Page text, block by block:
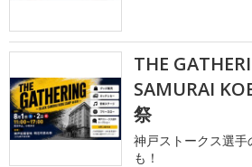
THE
SAMURAI
祭
神戸ストークス選
も！